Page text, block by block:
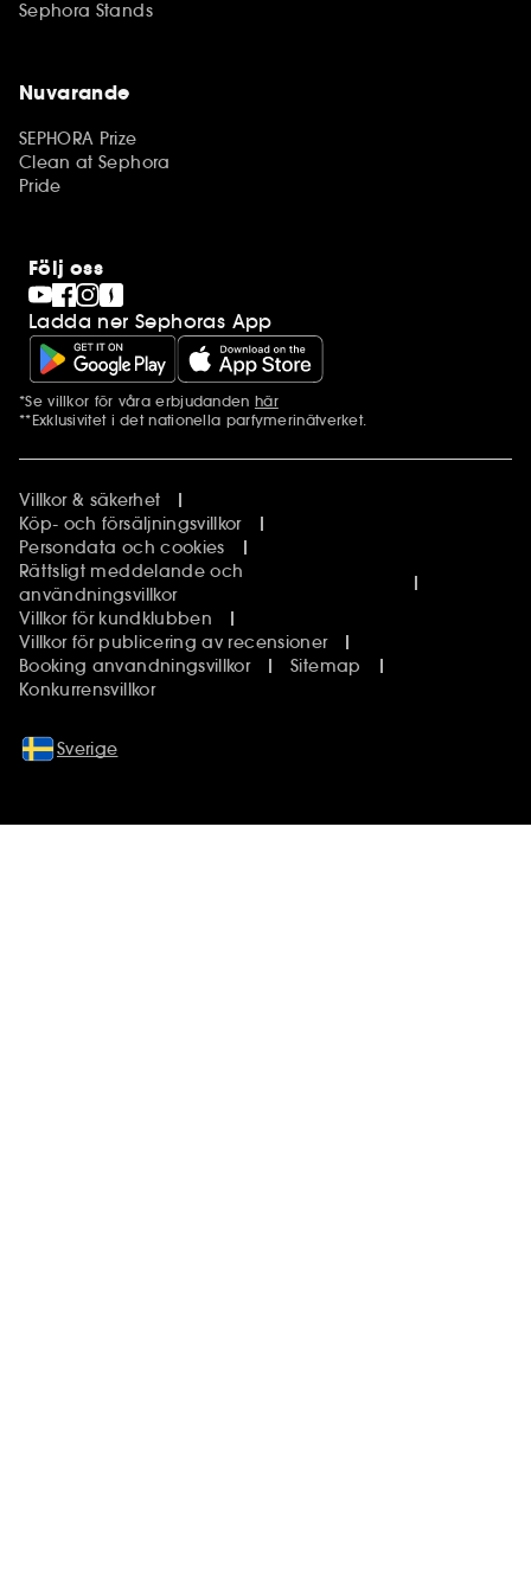
Sephora Stands
Nuvarande
SEPHORA Prize
Clean at Sephora
Pride
Följ oss
Ladda ner Sephoras App
Ytterligare information
*Se villkor för våra erbjudanden här
**Exklusivitet i det nationella parfymerinätverket.
Villkor & säkerhet
Köp- och försäljningsvillkor
Persondata och cookies
Rättsligt meddelande och
användningsvillkor
Villkor för kundklubben
Villkor för publicering av recensioner
Booking anvandningsvillkor
Sitemap
Konkurrensvillkor
Sverige